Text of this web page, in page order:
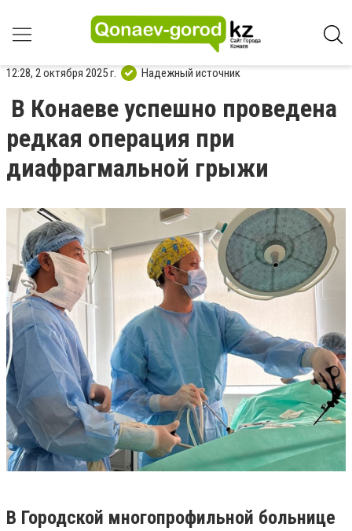
12:28, 2 октября 2025 г. Надежный источник
В Конаеве успешно проведена
редкая операция при
диафрагмальной грыжи
В Городской многопрофильной больнице